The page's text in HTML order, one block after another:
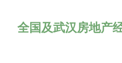
全国及武汉房地产